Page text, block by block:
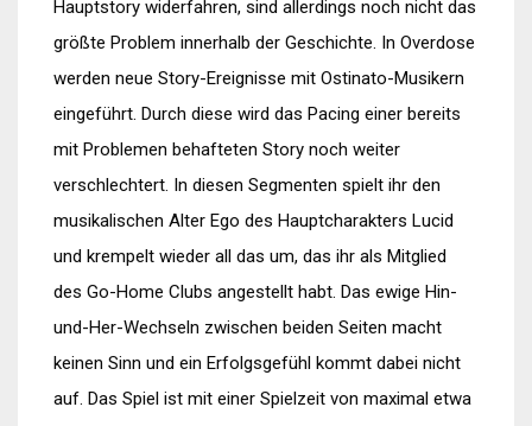
Hauptstory widerfahren, sind allerdings noch nicht das
größte Problem innerhalb der Geschichte. In Overdose
werden neue Story-Ereignisse mit Ostinato-Musikern
eingeführt. Durch diese wird das Pacing einer bereits
mit Problemen behafteten Story noch weiter
verschlechtert. In diesen Segmenten spielt ihr den
musikalischen Alter Ego des Hauptcharakters Lucid
und krempelt wieder all das um, das ihr als Mitglied
des Go-Home Clubs angestellt habt. Das ewige Hin-
und-Her-Wechseln zwischen beiden Seiten macht
keinen Sinn und ein Erfolgsgefühl kommt dabei nicht
auf. Das Spiel ist mit einer Spielzeit von maximal etwa